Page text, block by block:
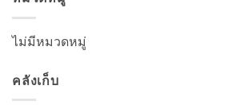
ไม่มีหมวดหมู่
คลังเก็บ